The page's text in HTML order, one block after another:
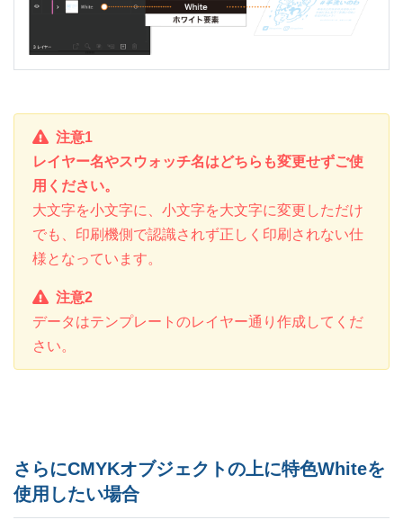
注意1
レイヤー名やスウォッチ名はどちらも変更せずご使
用ください。
大文字を小文字に、小文字を大文字に変更しただけ
でも、印刷機側で認識されず正しく印刷されない仕
様となっています。
注意2
データはテンプレートのレイヤー通り作成してくだ
さい。
さらにCMYKオブジェクトの上に特色Whiteを
使用したい場合